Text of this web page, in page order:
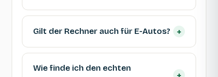
Gilt der Rechner auch für E-Autos? +
Wie finde ich den echten